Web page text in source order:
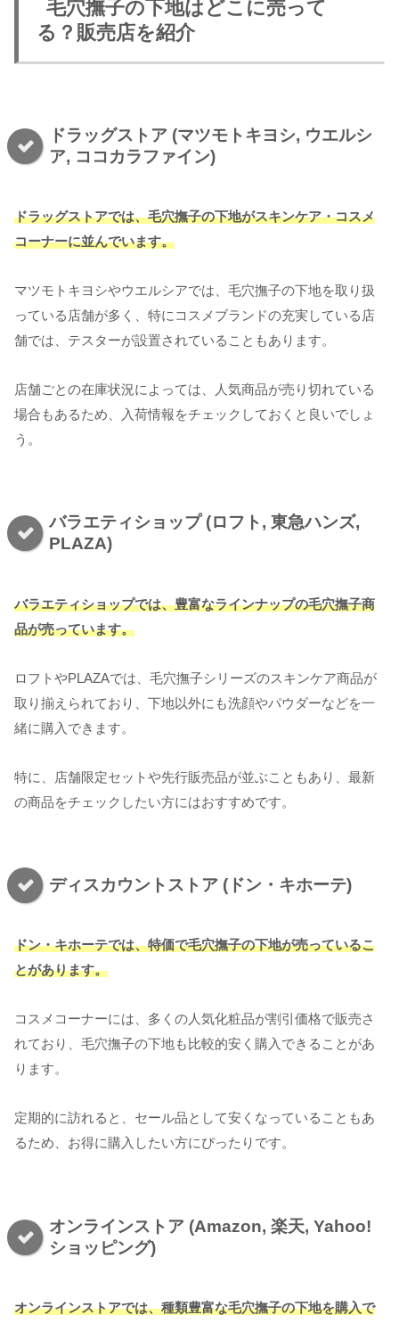
毛穴撫子の下地はどこに売って
る？販売店を紹介
ドラッグストア (マツモトキヨシ, ウエルシ
ア, ココカラファイン)
ドラッグストアでは、毛穴撫子の下地がスキンケア・コスメ
コーナーに並んでいます。
マツモトキヨシやウエルシアでは、毛穴撫子の下地を取り扱
っている店舗が多く、特にコスメブランドの充実している店
舗では、テスターが設置されていることもあります。
店舗ごとの在庫状況によっては、人気商品が売り切れている
場合もあるため、入荷情報をチェックしておくと良いでしょ
う。
バラエティショップ (ロフト, 東急ハンズ,
PLAZA)
バラエティショップでは、豊富なラインナップの毛穴撫子商
品が売っています。
ロフトやPLAZAでは、毛穴撫子シリーズのスキンケア商品が
取り揃えられており、下地以外にも洗顔やパウダーなどを一
緒に購入できます。
特に、店舗限定セットや先行販売品が並ぶこともあり、最新
の商品をチェックしたい方にはおすすめです。
ディスカウントストア (ドン・キホーテ)
ドン・キホーテでは、特価で毛穴撫子の下地が売っているこ
とがあります。
コスメコーナーには、多くの人気化粧品が割引価格で販売さ
れており、毛穴撫子の下地も比較的安く購入できることがあ
ります。
定期的に訪れると、セール品として安くなっていることもあ
るため、お得に購入したい方にぴったりです。
オンラインストア (Amazon, 楽天, Yahoo!
ショッピング)
オンラインストアでは、種類豊富な毛穴撫子の下地を購入で